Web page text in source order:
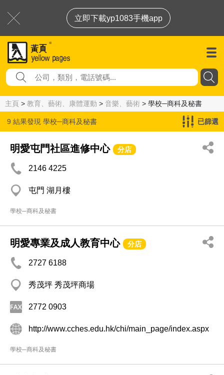
立即下載yp1083手機app
主頁 > 教育、藝術、康體運動 > 音樂、藝術 > 學校─商科及秘書
9 結果發現 學校─商科及秘書 已篩選
明愛屯門社區進修中心 分店
2146 4225
屯門 湖月樓
學校─商科及秘書
明愛專業及成人教育中心 分店
2727 6188
秀茂坪 秀茂坪商場
2772 0903
http://www.cches.edu.hk/chi/main_page/index.aspx
學校─商科及秘書